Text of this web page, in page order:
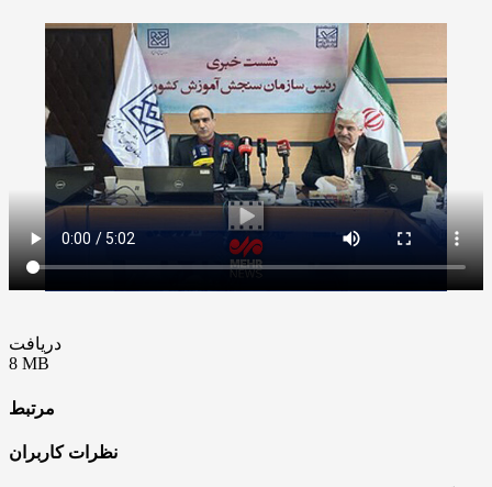
دریافت
8 MB
مرتبط
نظرات کاربران